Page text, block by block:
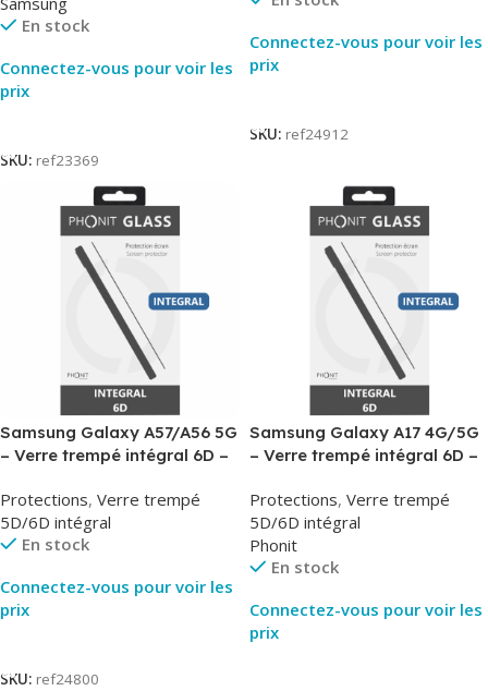
En stock
Connectez-vous pour voir les
prix
SKU: ref23369
Connectez-vous pour voir les
prix
SKU: ref24912
Samsung Galaxy A57/A56 5G
– Verre trempé intégral 6D –
Protections, Verre trempé
5D/6D intégral
En stock
Connectez-vous pour voir les
prix
SKU: ref24800
Samsung Galaxy A17 4G/5G
– Verre trempé intégral 6D –
Protections, Verre trempé
5D/6D intégral
Phonit
En stock
Connectez-vous pour voir les
prix